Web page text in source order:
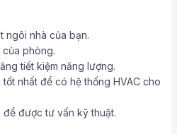
ngôi nhà của bạn.
của phòng.
tiết kiệm năng lượng.
nhất để có hệ thống HVAC cho
được tư vấn kỹ thuật.